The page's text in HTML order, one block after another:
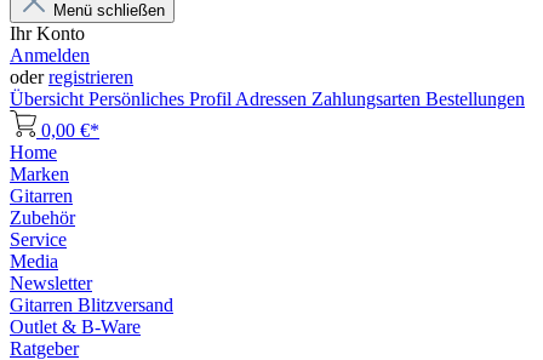
Menü schließen
Ihr Konto
Anmelden
oderregistrieren
Übersicht Persönliches Profil Adressen Zahlungsarten Bestellungen
0,00 €*
Home
Marken
Gitarren
Zubehör
Service
Media
Newsletter
Gitarren Blitzversand
Outlet & B-Ware
Ratgeber